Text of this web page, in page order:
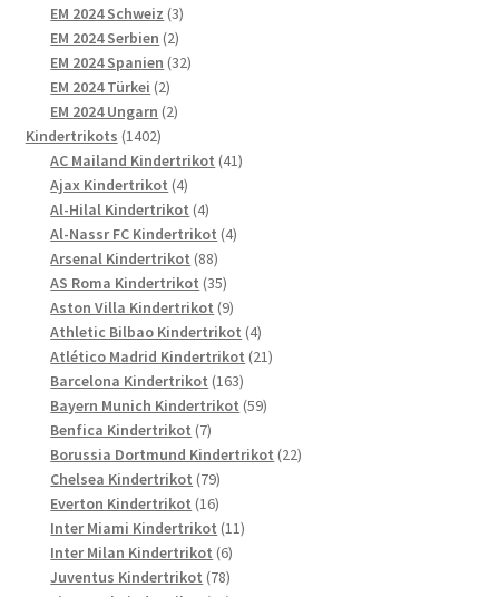
EM 2024 Schweiz 33
EM 2024 Serbien 22
Produkte
EM 2024 Spanien 3232
EM 2024 Türkei 22
Produkte
EM 2024 Ungarn 22
Kindertrikots 14021402
Produkte
AC Mailand Kindertrikot 4141
Ajax Kindertrikot 44
Produkte
Al-Hilal Kindertrikot 44
Produkte
Al-Nassr FC Kindertrikot 44
Arsenal Kindertrikot 8888
Produkte
AS Roma Kindertrikot 3535
Produkte
Aston Villa Kindertrikot 99
Produkte
Athletic Bilbao Kindertrikot 44
Produkte
Atlético Madrid Kindertrikot 2121
Barcelona Kindertrikot 163163
Produkte
Bayern Munich Kindertrikot 5959
Benfica Kindertrikot 77
Produkte
Borussia Dortmund Kindertrikot 2222
Chelsea Kindertrikot 7979
Produkte
Everton Kindertrikot 1616
Produkte
Inter Miami Kindertrikot 1111
Inter Milan Kindertrikot 66
Produkte
Juventus Kindertrikot 7878